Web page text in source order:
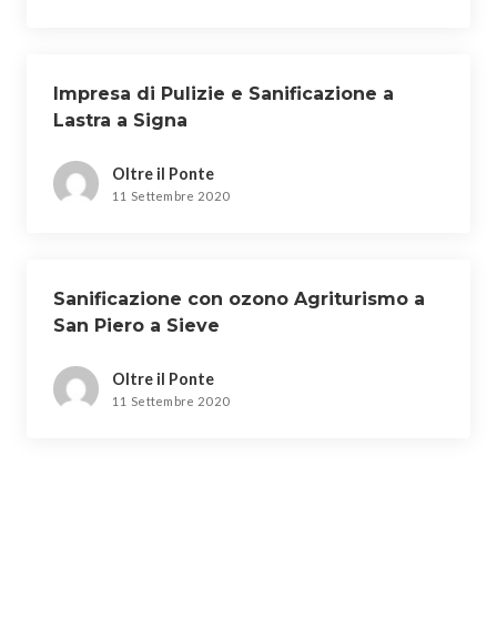
Impresa di Pulizie e Sanificazione a
Lastra a Signa
Oltre il Ponte
11 Settembre 2020
Sanificazione con ozono Agriturismo a
San Piero a Sieve
Oltre il Ponte
11 Settembre 2020